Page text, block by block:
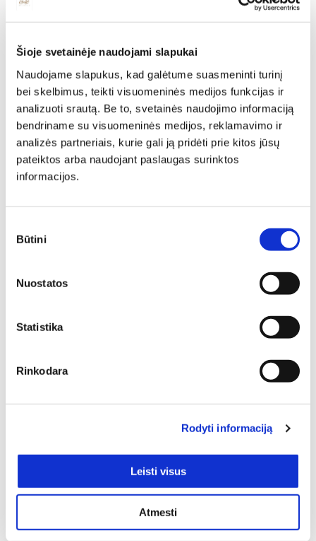
Šioje svetainėje naudojami slapukai
Naudojame slapukus, kad galėtume suasmeninti turinį
bei skelbimus, teikti visuomeninės medijos funkcijas ir
analizuoti srautą. Be to, svetainės naudojimo informaciją
bendriname su visuomeninės medijos, reklamavimo ir
analizės partneriais, kurie gali ją pridėti prie kitos jūsų
pateiktos arba naudojant paslaugas surinktos
informacijos.
pasirinkimas
Būtini
Nuostatos
Statistika
Rinkodara
Rodyti informaciją
Leisti visus
Atmesti
Individuali
specialisto
konsultacija
Deinavos baldų specialistai puikiai išmanantys ir
Padėsim parengti planus iš išmatavimus geriausiam
rezultatui pasiekti.